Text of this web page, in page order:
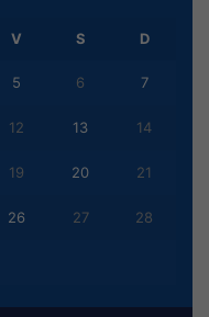
V S D
5 6 7
12 13 14
19 20 21
26 27 28